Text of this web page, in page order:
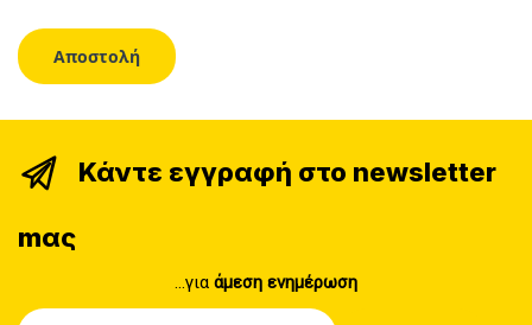
Κάντε εγγραφή στο newsletter
mας
...για άμεση ενημέρωση